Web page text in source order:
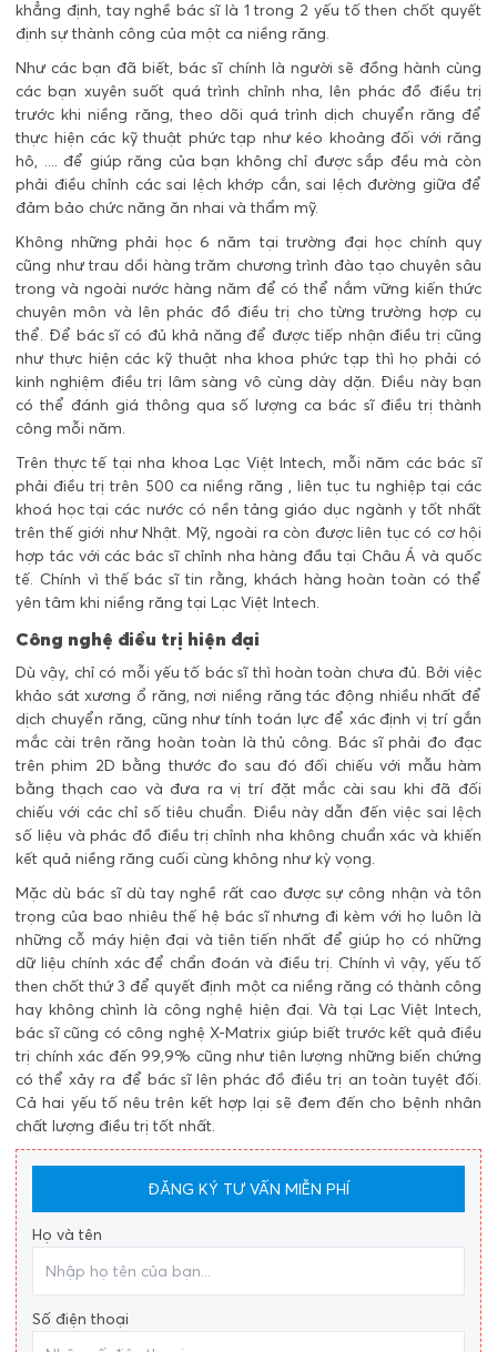
khẳng định, tay nghề bác sĩ là 1 trong 2 yếu tố then chốt quyết
định sự thành công của một ca niềng răng.
Như các bạn đã biết, bác sĩ chính là người sẽ đồng hành cùng
các bạn xuyên suốt quá trình chỉnh nha, lên phác đồ điều trị
trước khi niềng răng, theo dõi quá trình dịch chuyển răng để
thực hiện các kỹ thuật phức tạp như kéo khoảng đối với răng
hô, .... để giúp răng của bạn không chỉ được sắp đều mà còn
phải điều chỉnh các sai lệch khớp cắn, sai lệch đường giữa để
đảm bảo chức năng ăn nhai và thẩm mỹ.
Không những phải học 6 năm tại trường đại học chính quy
cũng như trau dồi hàng trăm chương trình đào tạo chuyên sâu
trong và ngoài nước hàng năm để có thể nắm vững kiến thức
chuyên môn và lên phác đồ điều trị cho từng trường hợp cụ
thể. Để bác sĩ có đủ khả năng để được tiếp nhận điều trị cũng
như thực hiện các kỹ thuật nha khoa phức tạp thì họ phải có
kinh nghiệm điều trị lâm sàng vô cùng dày dặn. Điều này bạn
có thể đánh giá thông qua số lượng ca bác sĩ điều trị thành
công mỗi năm.
Trên thực tế tại nha khoa Lạc Việt Intech, mỗi năm các bác sĩ
phải điều trị trên 500 ca niềng răng , liên tục tu nghiệp tại các
khoá học tại các nước có nền tảng giáo dục ngành y tốt nhất
trên thế giới như Nhật. Mỹ, ngoài ra còn được liên tục có cơ hội
hợp tác với các bác sĩ chỉnh nha hàng đầu tại Châu Á và quốc
tế. Chính vì thế bác sĩ tin rằng, khách hàng hoàn toàn có thể
yên tâm khi niềng răng tại Lạc Việt Intech.
Công nghệ điều trị hiện đại
Dù vậy, chỉ có mỗi yếu tố bác sĩ thì hoàn toàn chưa đủ. Bởi việc
khảo sát xương ổ răng, nơi niềng răng tác động nhiều nhất để
dịch chuyển răng, cũng như tính toán lực để xác định vị trí gắn
mắc cài trên răng hoàn toàn là thủ công. Bác sĩ phải đo đạc
trên phim 2D bằng thước đo sau đó đối chiếu với mẫu hàm
bằng thạch cao và đưa ra vị trí đặt mắc cài sau khi đã đối
chiếu với các chỉ số tiêu chuẩn. Điều này dẫn đến việc sai lệch
số liệu và phác đồ điều trị chỉnh nha không chuẩn xác và khiến
kết quả niềng răng cuối cùng không như kỳ vọng.
Mặc dù bác sĩ dù tay nghề rất cao được sự công nhận và tôn
trọng của bao nhiêu thế hệ bác sĩ nhưng đi kèm với họ luôn là
những cỗ máy hiện đại và tiên tiến nhất để giúp họ có những
dữ liệu chính xác để chẩn đoán và điều trị. Chính vì vậy, yếu tố
then chốt thứ 3 để quyết định một ca niềng răng có thành công
hay không chình là công nghệ hiện đại. Và tại Lạc Việt Intech,
bác sĩ cũng có công nghệ X-Matrix giúp biết trước kết quả điều
trị chính xác đến 99,9% cũng như tiên lượng những biến chứng
có thể xảy ra để bác sĩ lên phác đồ điều trị an toàn tuyệt đối.
Cả hai yếu tố nêu trên kết hợp lại sẽ đem đến cho bệnh nhân
chất lượng điều trị tốt nhất.
ĐĂNG KÝ TƯ VẤN MIỄN PHÍ
Họ và tên
Số điện thoại